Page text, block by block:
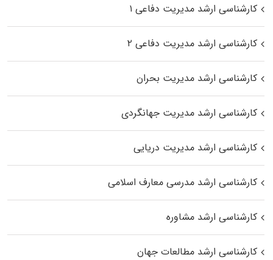
کارشناسی ارشد مدیریت دفاعی ۱
کارشناسی ارشد مدیریت دفاعی ۲
کارشناسی ارشد مدیریت بحران
کارشناسی ارشد مدیریت جهانگردی
کارشناسی ارشد مدیریت دریایی
کارشناسی ارشد مدرسی معارف اسلامی
کارشناسی ارشد مشاوره
کارشناسی ارشد مطالعات جهان